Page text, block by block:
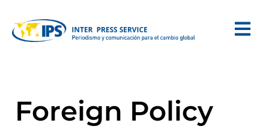
Foreign Policy